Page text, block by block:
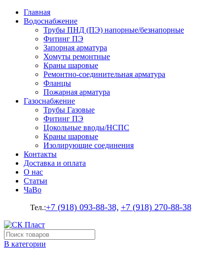
Главная
Водоснабжение
Трубы ПНД (ПЭ) напорные/безнапорные
Фитинг ПЭ
Запорная арматура
Хомуты ремонтные
Краны шаровые
Ремонтно-соединительная арматура
Фланцы
Пожарная арматура
Газоснабжение
Трубы Газовые
Фитинг ПЭ
Цокольные вводы/НСПС
Краны шаровые
Изолирующие соединения
Контакты
Доставка и оплата
О нас
Статьи
ЧаВо
Тел.:+7 (918) 093-88-38, +7 (918) 270-88-38
В категории